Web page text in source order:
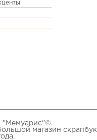
"Мемуарис"©.
магазин